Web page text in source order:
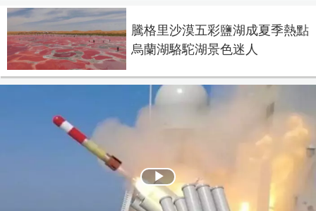
騰格里沙漠五彩鹽湖成夏季熱點
烏蘭湖駱駝湖景色迷人
Play
Video